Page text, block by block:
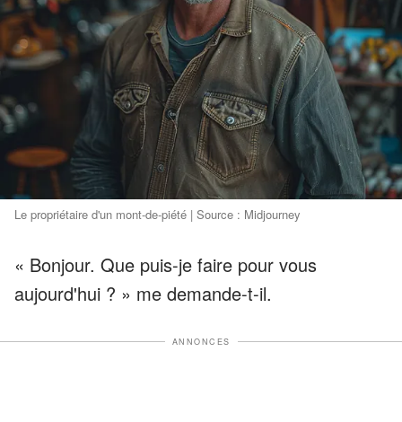
Le propriétaire d'un mont-de-piété | Source : Midjourney
« Bonjour. Que puis-je faire pour vous
aujourd'hui ? » me demande-t-il.
ANNONCES